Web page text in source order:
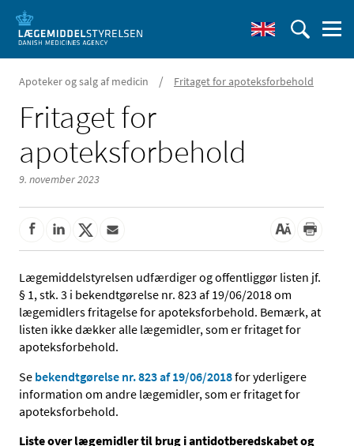
Apoteker og salg af medicin / Fritaget for apoteksforbehold
Fritaget for
apoteksforbehold
9. november 2023
Lægemiddelstyrelsen udfærdiger og offentliggør listen jf.
§ 1, stk. 3 i bekendtgørelse nr. 823 af 19/06/2018 om
lægemidlers fritagelse for apoteksforbehold. Bemærk, at
listen ikke dækker alle lægemidler, som er fritaget for
apoteksforbehold.
Se bekendtgørelse nr. 823 af 19/06/2018for yderligere
information om andre lægemidler, som er fritaget for
apoteksforbehold.
Liste over lægemidler til brug i antidotberedskabet og